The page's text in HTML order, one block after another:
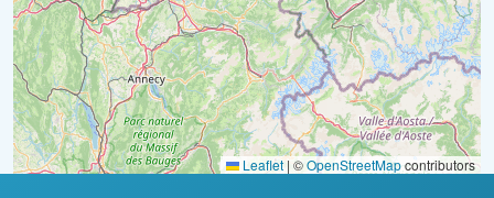
Leaflet | ©OpenStreetMapcontributors